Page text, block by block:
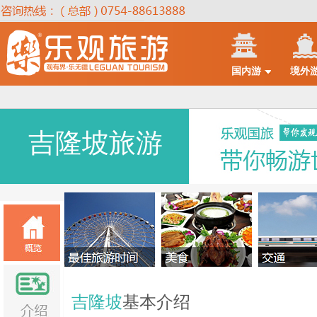
国内游 境外
吉隆坡旅游
吉隆坡基本介绍